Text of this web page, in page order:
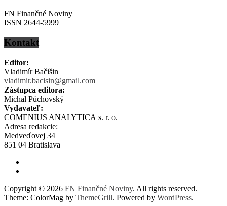
FN Finančné Noviny
ISSN 2644-5999
Kontakt
Editor:
Vladimír Bačišin
vladimir.bacisin@gmail.com
Zástupca editora:
Michal Púchovský
Vydavateľ:
COMENIUS ANALYTICA s. r. o.
Adresa redakcie:
Medveďovej 34
851 04 Bratislava
Copyright © 2026 FN Finančné Noviny. All rights reserved.
Theme: ColorMag by ThemeGrill. Powered by WordPress.